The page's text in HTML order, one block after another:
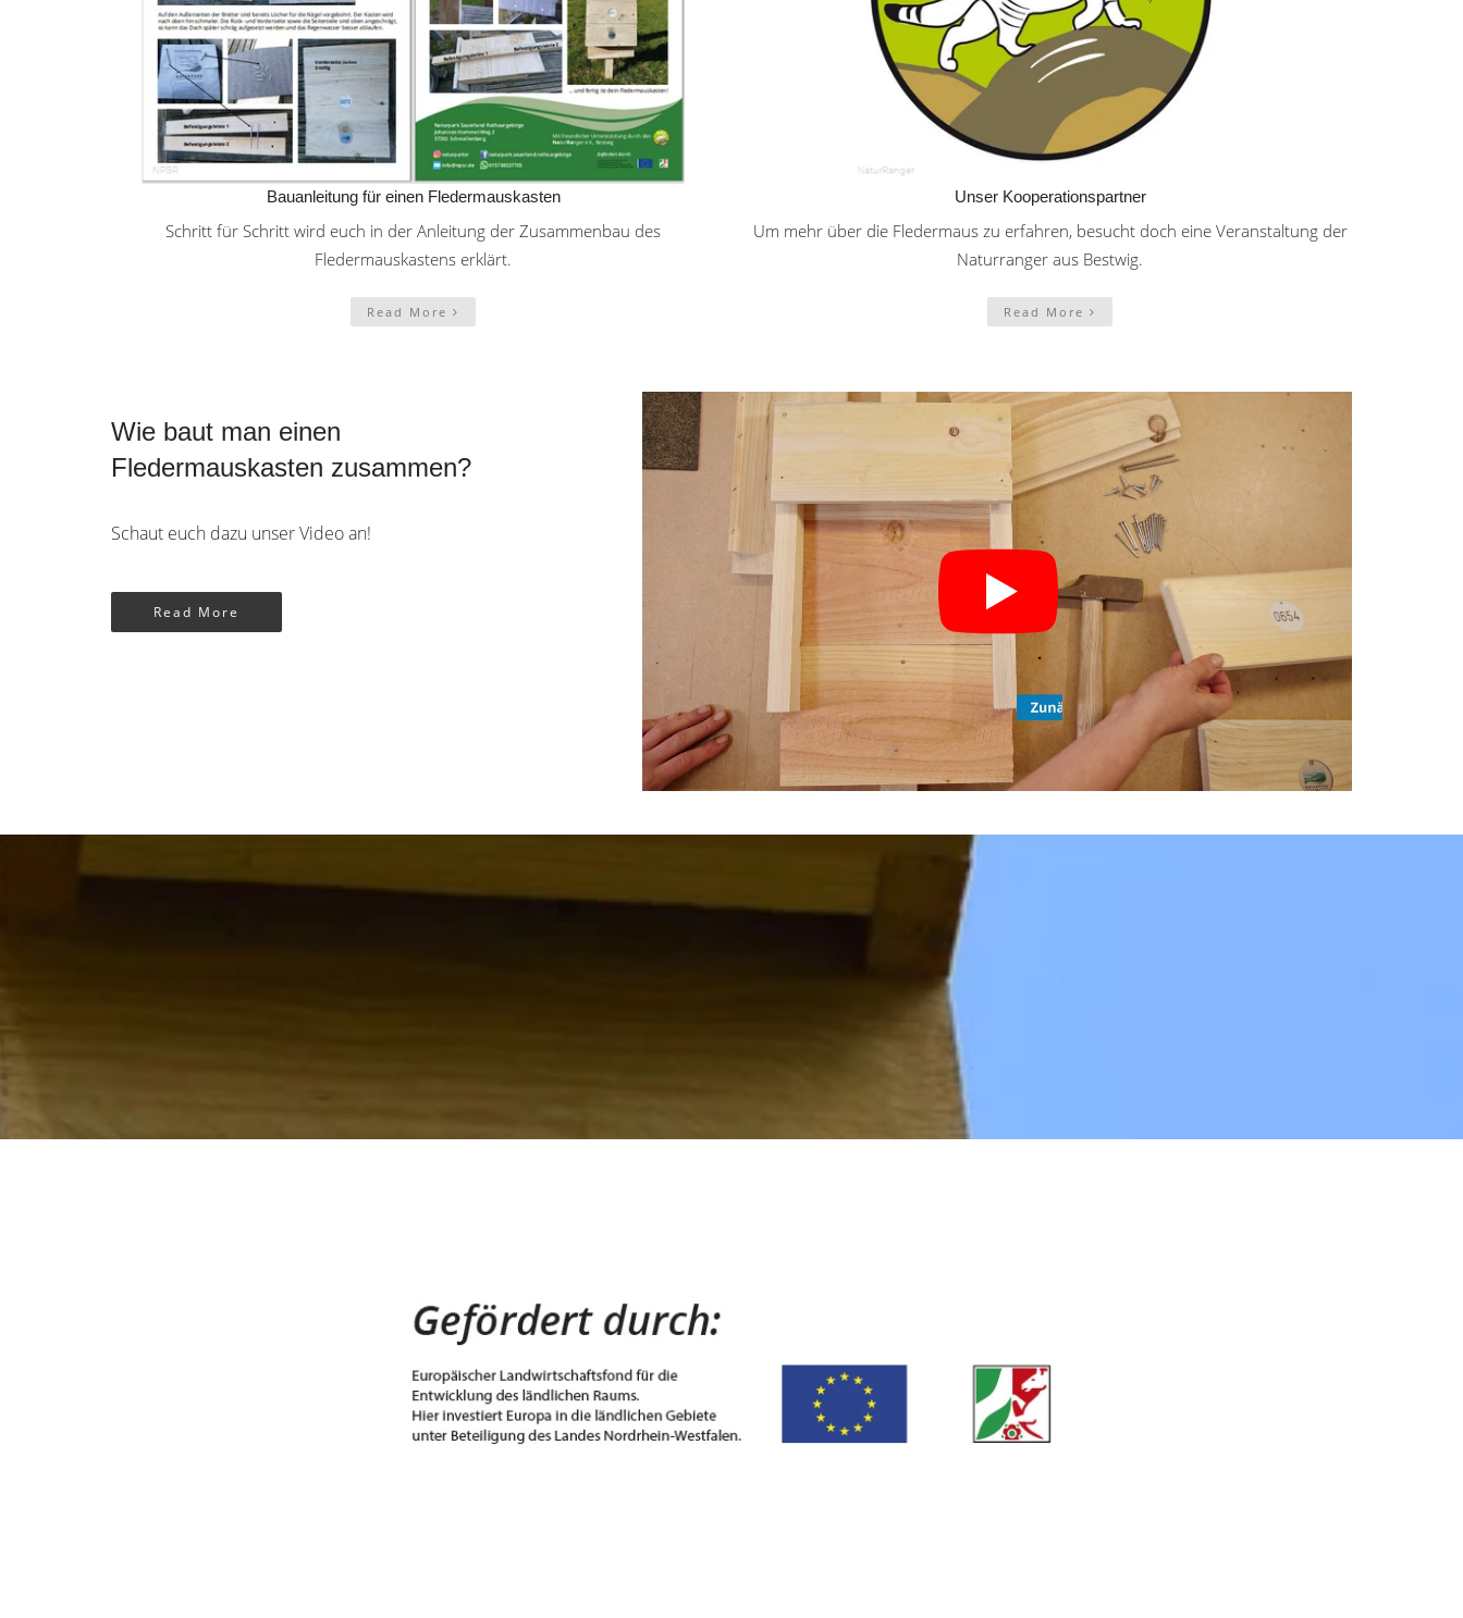
Bauanleitung für einen Fledermauskasten
Schritt für Schritt wird euch in der Anleitung der Zusammenbau des
Fledermauskastens erklärt.
Read More
Unser Kooperationspartner
Um mehr über die Fledermaus zu erfahren, besucht doch eine Veranstaltung der
Naturranger aus Bestwig.
Read More
Wie baut man einen
Fledermauskasten zusammen?
Schaut euch dazu unser Video an!
Read More